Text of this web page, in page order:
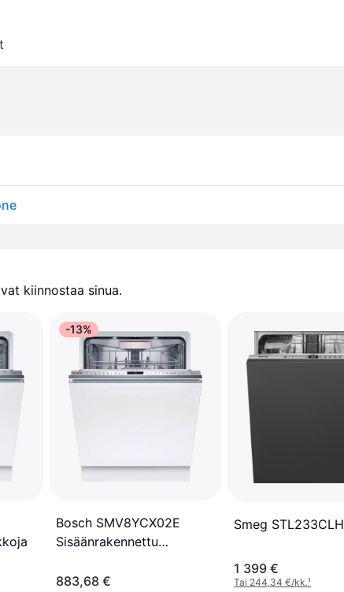
kiinnostaa sinua.
-13%
Bosch SMV8YCX02E
Sisäänrakennettu
883,68 €
Smeg STL233CLH
1 399 €
Tai 244,34 €/kk.¹